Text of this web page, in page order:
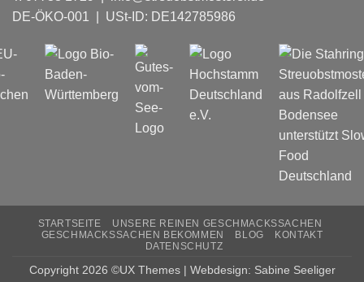
DE-ÖKO-001 | USt-ID: DE142785986
STARTSEITE
UNSERE REINEN GESCHMACKSSACHEN
GESCHMACKSSACHEN BEKOMMEN
BLOG
KONTAKT
DATENSCHUTZ
Copyright 2026 ©UX Themes | Webdesign: Sabine Seeliger